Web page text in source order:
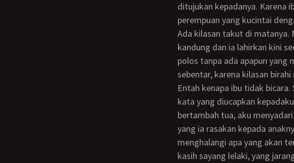
ditujukan kepadanya. Karena
perempuan yang kucintai
Ada kilasan takut di matanya. Mungkin ibu menyadari juga fakta bahwa anak yang ia
kandung dan ia lahirkan kini
polos tanpa ada apapun yang
sebentar, karena kilasan
Entah kenapa ibu tidak bicara. Seperti halnya ketika di kamar mandi. Tidak ada kata-
kata yang diucapkan
bertambah tua, aku
yang ia rasakan kepada
menghalangi apa yang akan
kasih sayang lelaki, yang